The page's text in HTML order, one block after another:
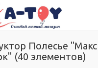
Полесье
(40 элементов)